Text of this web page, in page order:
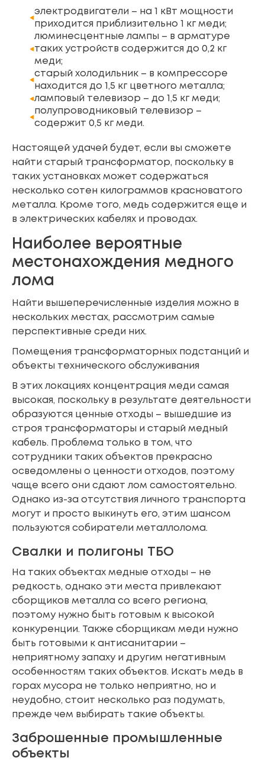
электродвигатели – на 1 кВт мощности
приходится приблизительно 1 кг меди;
люминесцентные лампы – в арматуре
таких устройств содержится до 0,2 кг
меди;
старый холодильник – в компрессоре
находится до 1,5 кг цветного металла;
ламповый телевизор – до 1,5 кг меди;
полупроводниковый телевизор –
содержит 0,5 кг меди.
Настоящей удачей будет, если вы сможете
найти старый трансформатор, поскольку в
таких установках может содержаться
несколько сотен килограммов красноватого
металла. Кроме того, медь содержится еще и
в электрических кабелях и проводах.
Наиболее вероятные
местонахождения медного
лома
Найти вышеперечисленные изделия можно в
нескольких местах, рассмотрим самые
перспективные среди них.
Помещения трансформаторных подстанций и
объекты технического обслуживания
В этих локациях концентрация меди самая
высокая, поскольку в результате деятельности
образуются ценные отходы – вышедшие из
строя трансформаторы и старый медный
кабель. Проблема только в том, что
сотрудники таких объектов прекрасно
осведомлены о ценности отходов, поэтому
чаще всего они сдают лом самостоятельно.
Однако из-за отсутствия личного транспорта
могут и просто выкинуть его, этим шансом
пользуются собиратели металлолома.
Свалки и полигоны ТБО
На таких объектах медные отходы – не
редкость, однако эти места привлекают
сборщиков металла со всего региона,
поэтому нужно быть готовым к высокой
конкуренции. Также сборщикам меди нужно
быть готовыми к антисанитарии –
неприятному запаху и другим негативным
особенностям таких объектов. Искать медь в
горах мусора не только неприятно, но и
неудобно, стоит несколько раз подумать,
прежде чем выбирать такие объекты.
Заброшенные промышленные
объекты